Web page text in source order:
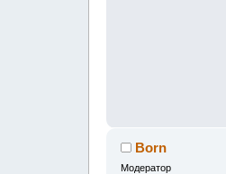
Born
Модератор